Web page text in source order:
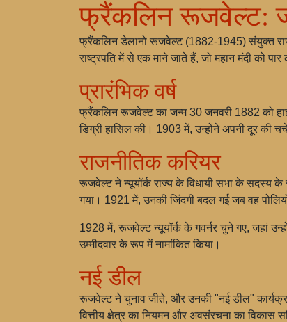
फ्रैंकलिन रूजवेल्ट:
फ्रैंकलिन डेलानो रूजवेल्ट (1882-1945) संयुक्त
राष्ट्रपति में से एक माने जाते हैं, जो महान मंदी को
प्रारंभिक वर्ष
फ्रैंकलिन रूजवेल्ट का जन्म 30 जनवरी 1882 को हाइड
डिग्री हासिल की। 1903 में, उन्होंने अपनी दूर की
राजनीतिक करियर
रूजवेल्ट ने न्यूयॉर्क राज्य के विधायी सभा के सदस्य
गया। 1921 में, उनकी जिंदगी बदल गई जब वह
1928 में, रूजवेल्ट न्यूयॉर्क के गवर्नर चुने गए, जहां
उम्मीदवार के रूप में नामांकित किया।
नई डील
रूजवेल्ट ने चुनाव जीते, और उनकी "नई डील" कार्यक्रम
वित्तीय क्षेत्र का नियमन और अवसंरचना का